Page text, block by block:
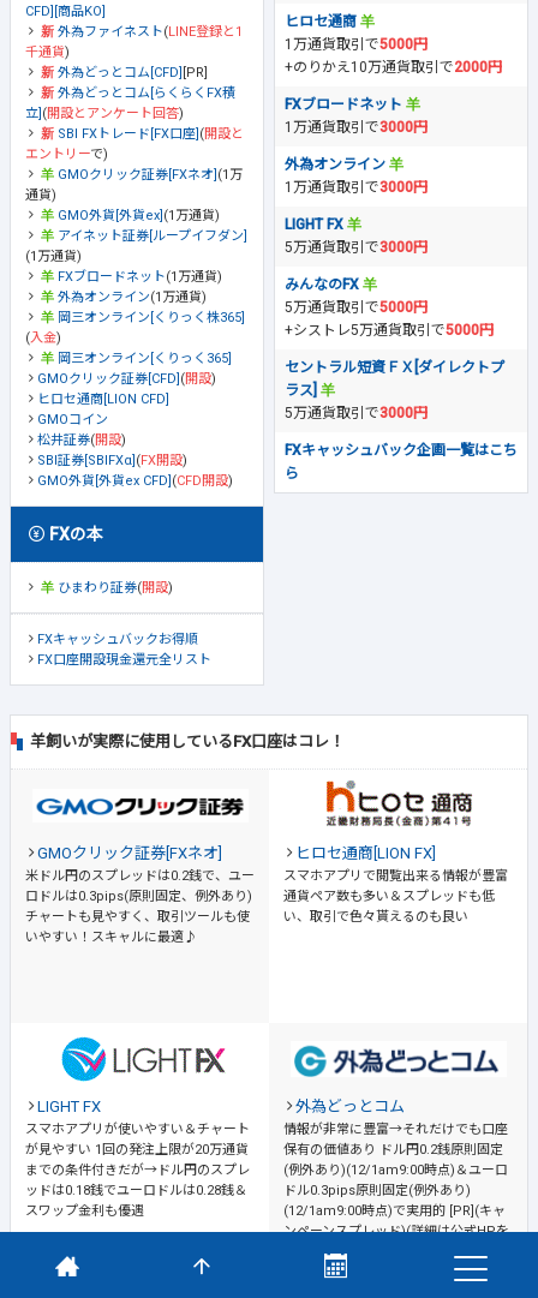
CFD][商品KO]
外為ファイネスト(LINE登録と1
千通貨)
外為どっとコム[CFD] [PR]
外為どっとコム[らくらくFX積
立] (開設とアンケート回答)
SBI FXトレード[FX口座] (開設と
エントリーで)
GMOクリック証券[FXネオ] (1万
通貨)
GMO外貨[外貨ex] (1万通貨)
アイネット証券[ループイフダン]
(1万通貨)
FXブロードネット(1万通貨)
外為オンライン(1万通貨)
岡三オンライン[くりっく株365]
(入金)
岡三オンライン[くりっく365]
GMOクリック証券[CFD] (開設)
ヒロセ通商[LION CFD]
GMOコイン
松井証券(開設)
SBI証券[SBIFXα] (FX開設)
GMO外貨[外貨ex CFD] (CFD開設)
FXの本
ひまわり証券(開設)
FXキャッシュバックお得順
FX口座開設現金還元全リスト
ヒロセ通商
1万通貨取引で5000円
+のりかえ10万通貨取引で2000円
FXブロードネット
1万通貨取引で3000円
外為オンライン
1万通貨取引で3000円
LIGHT FX
5万通貨取引で3000円
みんなのFX
5万通貨取引で5000円
+シストレ5万通貨取引で5000円
セントラル短資ＦＸ[ダイレクトプ
ラス]
5万通貨取引で3000円
FXキャッシュバック企画一覧はこち
ら
羊飼いが実際に使用しているFX口座はコレ！
GMOクリック証券[FXネオ]
米ドル円のスプレッドは0.2銭で、ユー
ロドルは0.3pips(原則固定、例外あり)
チャートも見やすく、取引ツールも使
いやすい！スキャルに最適♪
ヒロセ通商[LION FX]
スマホアプリで閲覧出来る情報が豊富
通貨ペア数も多い＆スプレッドも低
い、取引で色々貰えるのも良い
LIGHT FX
スマホアプリが使いやすい＆チャート
が見やすい 1回の発注上限が20万通貨
までの条件付きだが→ドル円のスプレ
ッドは0.18銭でユーロドルは0.28銭＆
スワップ金利も優遇
外為どっとコム
情報が非常に豊富→それだけでも口座
保有の価値あり
ドル円0.2銭原則固定
(例外あり)(12/1am9:00時点)＆ユーロ
ドル0.3pips原則固定(例外あり)
(12/1am9:00時点)で実用的 [PR](キャ
ンペーンスプレッド)(詳細は公式HPを
ご確認ください)